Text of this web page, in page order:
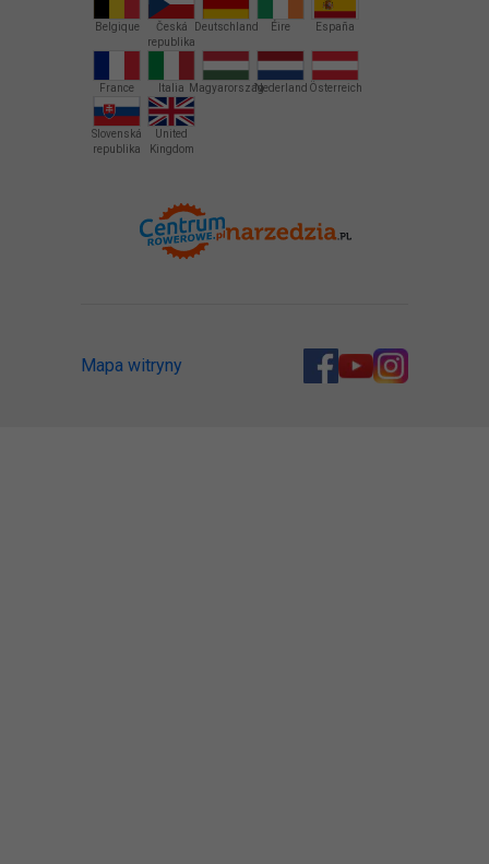
Belgique
Česká
republika
Deutschland Éire España
France Italia MagyarországNederland Österreich
Slovenská
republika
United
Kingdom
Mapa witryny